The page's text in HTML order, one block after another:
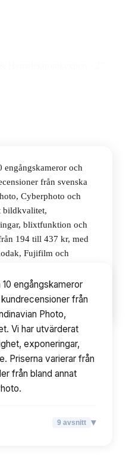
engångskameror och
från svenska
Cyberphoto och
bildkvalitet,
blixtfunktion och
194 till 437 kr, med
Fujifilm och
9avsnitt
engångskameror
från
Photo,
Vi har utvärderat
exponeringar,
Priserna varierar från
från bland annat
9 avsnitt ▾